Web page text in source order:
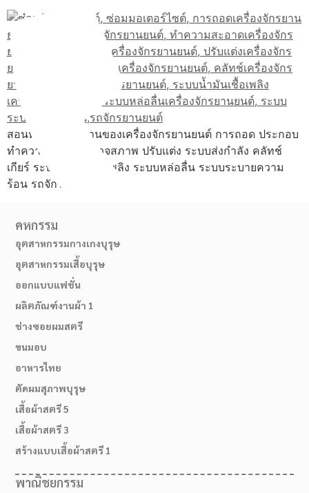
02-514-1840
สอนหลักการทำงานของเครื่องจักรยานยนต์ การถอด ประกอบ
ทำความสะอาด ตรวจสภาพ ปรับแต่ง ระบบส่งกำลัง คลัทช์
เกียร์ ระบบน้ำมันเชื้อเพลิง ระบบหล่อลื่น ระบบระบายความ
ร้อน รถจักรยานยนต์
คหกรรม
อุตสาหกรรมกางเกงบุรุษ
อุตสาหกรรมเสื้อบุรุษ
ออกแบบแฟชั่น
ผลิตภัณฑ์งานผ้า 1
ช่างซอยผมสตรี
ขนมอบ
อาหารไทย
ตัดผมสุภาพบุรุษ
เสื้อผ้าสตรี 5
เสื้อผ้าสตรี 3
สร้างแบบเสื้อผ้าสตรี 1
พาณิชยกรรม